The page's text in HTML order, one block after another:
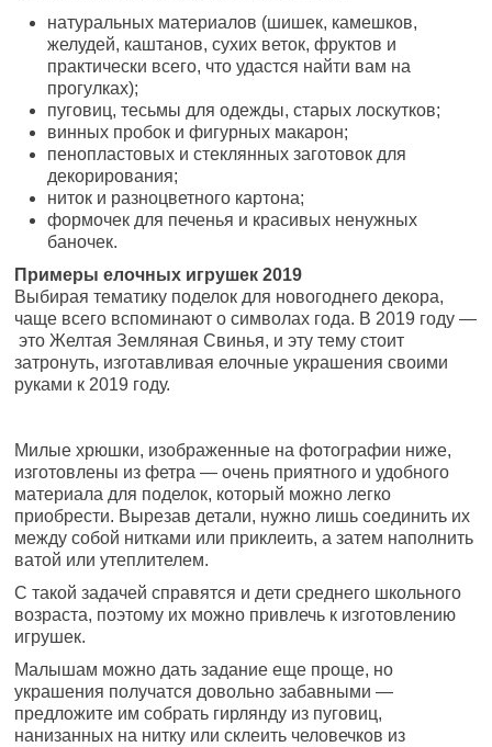
натуральных материалов (шишек, камешков,
желудей, каштанов, сухих веток, фруктов и
практически всего, что удастся найти вам на
прогулках);
пуговиц, тесьмы для одежды, старых лоскутков;
винных пробок и фигурных макарон;
пенопластовых и стеклянных заготовок для
декорирования;
ниток и разноцветного картона;
формочек для печенья и красивых ненужных
баночек.
Примеры елочных игрушек 2019
Выбирая тематику поделок для новогоднего декора,
чаще всего вспоминают о символах года. В 2019 году —
это Желтая Земляная Свинья, и эту тему стоит
затронуть, изготавливая елочные украшения своими
руками к 2019 году.
Милые хрюшки, изображенные на фотографии ниже,
изготовлены из фетра — очень приятного и удобного
материала для поделок, который можно легко
приобрести. Вырезав детали, нужно лишь соединить их
между собой нитками или приклеить, а затем наполнить
ватой или утеплителем.
С такой задачей справятся и дети среднего школьного
возраста, поэтому их можно привлечь к изготовлению
игрушек.
Малышам можно дать задание еще проще, но
украшения получатся довольно забавными —
предложите им собрать гирлянду из пуговиц,
нанизанных на нитку или склеить человечков из